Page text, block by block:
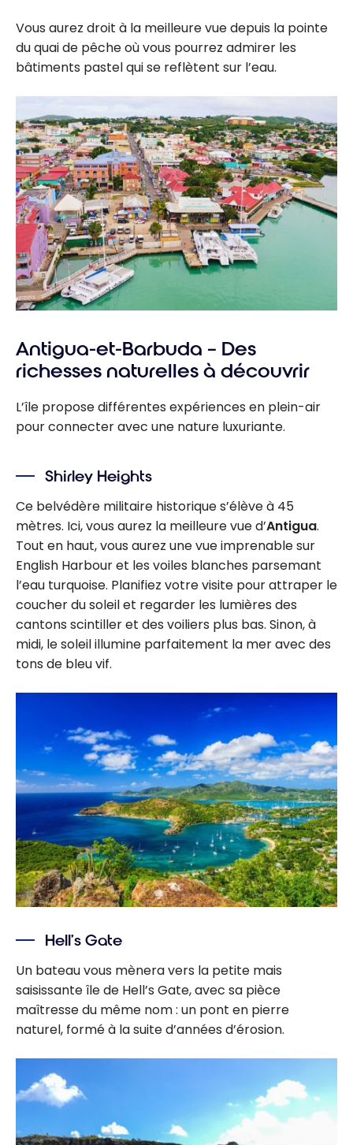
Vous aurez droit à la meilleure vue depuis la pointe
du quai de pêche où vous pourrez admirer les
bâtiments pastel qui se reflètent sur l’eau.
Antigua-et-Barbuda – Des
richesses naturelles à découvrir
L’île propose différentes expériences en plein-air
pour connecter avec une nature luxuriante.
Shirley Heights
Ce belvédère militaire historique s’élève à 45
mètres. Ici, vous aurez la meilleure vue d’Antigua.
Tout en haut, vous aurez une vue imprenable sur
English Harbour et les voiles blanches parsemant
l’eau turquoise. Planifiez votre visite pour attraper le
coucher du soleil et regarder les lumières des
cantons scintiller et des voiliers plus bas. Sinon, à
midi, le soleil illumine parfaitement la mer avec des
tons de bleu vif.
Hell’s Gate
Un bateau vous mènera vers la petite mais
saisissante île de Hell’s Gate, avec sa pièce
maîtresse du même nom : un pont en pierre
naturel, formé à la suite d’années d’érosion.